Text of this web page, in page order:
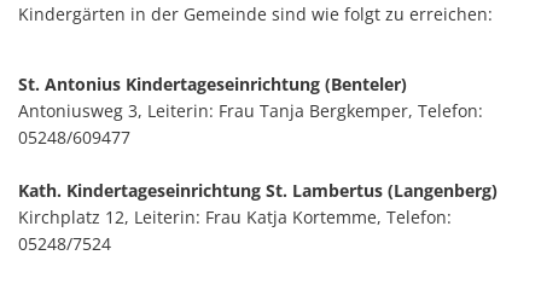
Kindergärten in der Gemeinde sind wie folgt zu erreichen:
St. Antonius Kindertageseinrichtung (Benteler)
Antoniusweg 3, Leiterin: Frau Tanja Bergkemper, Telefon:
05248/609477
Kath. Kindertageseinrichtung St. Lambertus (Langenberg)
Kirchplatz 12, Leiterin: Frau Katja Kortemme, Telefon:
05248/7524